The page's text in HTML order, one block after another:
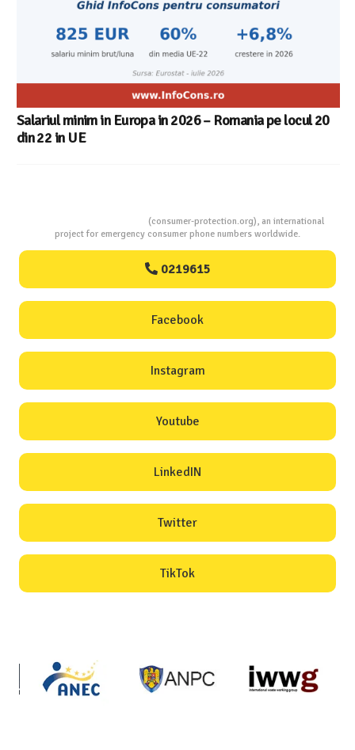
(consumer-protection.org), an international
project for emergency consumer phone numbers worldwide.
0219615
Facebook
Instagram
Youtube
LinkedIN
Twitter
TikTok